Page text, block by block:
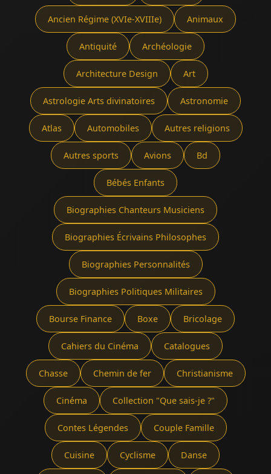
Ancien Régime (XVIe-XVIIIe) Animaux
Antiquité Archéologie
Architecture Design Art
Astrologie Arts divinatoires Astronomie
Atlas Automobiles Autres religions
Autres sports Avions Bd
Bébés Enfants
Biographies Chanteurs Musiciens
Biographies Écrivains Philosophes
Biographies Personnalités
Biographies Politiques Militaires
Bourse Finance Boxe Bricolage
Cahiers du Cinéma Catalogues
Chasse Chemin de fer Christianisme
Cinéma Collection "Que sais-je ?"
Contes Légendes Couple Famille
Cuisine Cyclisme Danse